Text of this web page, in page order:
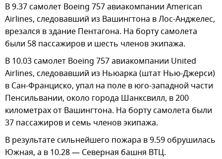
В 9.37 самолет Boeing 757 авиакомпании American
Airlines, следовавший из Вашингтона в Лос-Анджелес,
врезался в здание Пентагона. На борту самолета
были 58 пассажиров и шесть членов экипажа.
В 10.03 самолет Boeing 757 авиакомпании United
Airlines, следовавший из Ньюарка (штат Нью-Джерси)
в Сан-Франциско, упал на поле в юго-западной части
Пенсильвании, около города Шанксвилл, в 200
километрах от Вашингтона. На борту самолета были
37 пассажиров и семь членов экипажа.
В результате сильнейшего пожара в 9.59 обрушилась
Южная, а в 10.28 — Северная башня ВТЦ.